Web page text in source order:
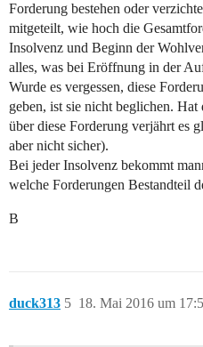
Forderung bestehen oder
mitgeteilt, wie hoch die
Insolvenz und Beginn der
alles, was bei Eröffnung in der
Wurde es vergessen, diese
geben, ist sie nicht beglichen.
über diese Forderung verjährt es
aber nicht sicher).
Bei jeder Insolvenz bekommt
welche Forderungen Bestandteil
B
duck313 18. Mai 2016 um
5